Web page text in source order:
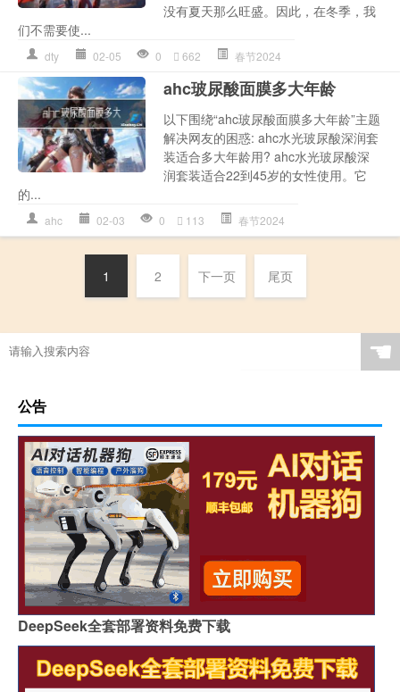
没有夏天那么旺盛。因此，在冬季，我
们不需要使...
dty 02-05 0 662 春节2024
ahc玻尿酸面膜多大年龄
以下围绕“ahc玻尿酸面膜多大年龄”主题
解决网友的困惑: ahc水光玻尿酸深润套
装适合多大年龄用? ahc水光玻尿酸深
润套装适合22到45岁的女性使用。它
的...
ahc 02-03 0 113 春节2024
1 2 下一页 尾页
☚
公告
DeepSeek全套部署资料免费下载